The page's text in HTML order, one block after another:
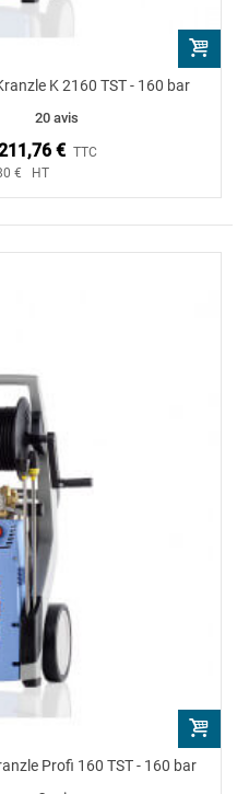
K 2160 TST - 160 bar
20 avis
€ TTC
€ HT
Profi 160 TST - 160 bar